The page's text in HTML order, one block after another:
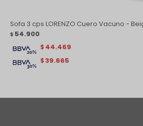
Sofa 3 cps LORENZO Cuero Vacuno -
$ 54.900
$39.665
$ 44.469